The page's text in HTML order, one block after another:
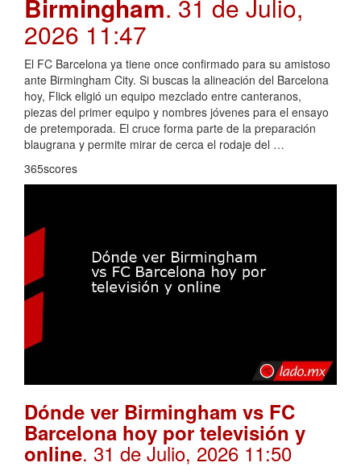
Birmingham. 31 de Julio,
2026 11:47
El FC Barcelona ya tiene once confirmado para su amistoso
ante Birmingham City. Si buscas la alineación del Barcelona
hoy, Flick eligió un equipo mezclado entre canteranos,
piezas del primer equipo y nombres jóvenes para el ensayo
de pretemporada. El cruce forma parte de la preparación
blaugrana y permite mirar de cerca el rodaje del …
365scores
Dónde ver Birmingham vs FC
Barcelona hoy por televisión y
online. 31 de Julio, 2026 11:50